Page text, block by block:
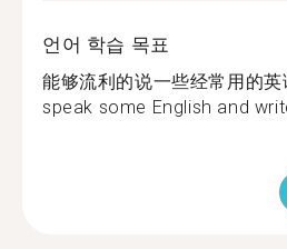
언어 학습 목표
能够流利的说一些经常用的
speak some English and